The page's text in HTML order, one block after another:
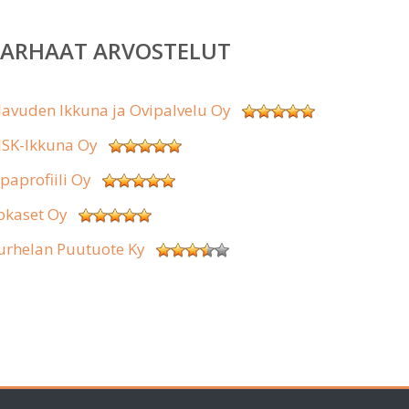
ARVOSTELUT
Ikkuna ja Ovipalvelu Oy
Ikkuna Oy
Oy
Oy
Puutuote Ky